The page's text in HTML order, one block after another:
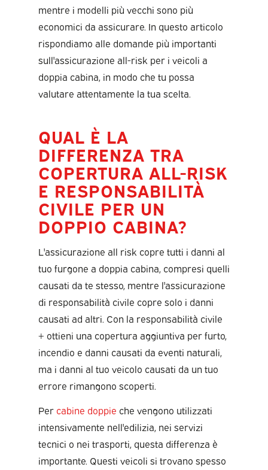
mentre i modelli più vecchi sono più
economici da assicurare. In questo articolo
rispondiamo alle domande più importanti
sull'assicurazione all-risk per i veicoli a
doppia cabina, in modo che tu possa
valutare attentamente la tua scelta.
QUAL È LA
DIFFERENZA TRA
COPERTURA ALL-RISK
E RESPONSABILITÀ
CIVILE PER UN
DOPPIO CABINA?
L'assicurazione all risk copre tutti i danni al
tuo furgone a doppia cabina, compresi quelli
causati da te stesso, mentre l'assicurazione
di responsabilità civile copre solo i danni
causati ad altri. Con la responsabilità civile
+ ottieni una copertura aggiuntiva per furto,
incendio e danni causati da eventi naturali,
ma i danni al tuo veicolo causati da un tuo
errore rimangono scoperti.
Per cabine doppie che vengono utilizzati
intensivamente nell'edilizia, nei servizi
tecnici o nei trasporti, questa differenza è
importante. Questi veicoli si trovano spesso